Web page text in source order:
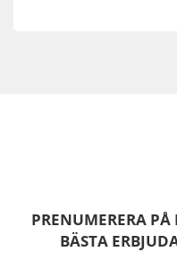
PRENUMERERA PÅ
BÄSTA